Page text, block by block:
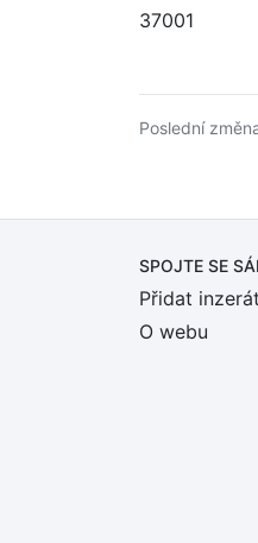
37001
Poslední
SPOJTE SE
Přidat inzerát
O webu